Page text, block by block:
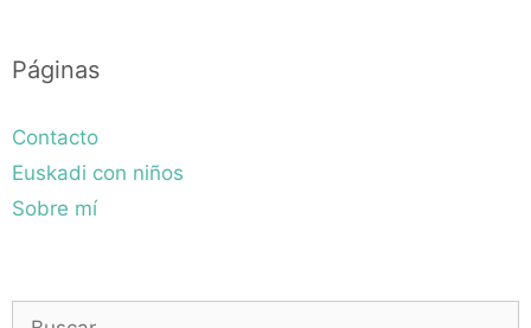
Páginas
Contacto
Euskadi con niños
Sobre mí
Buscar: